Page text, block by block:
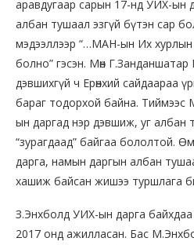
аравдугаар сарын 17-нд УИХ-ын
албан тушаал эзгүй бүтэн сар
мэдээллээр “…МАН-ын Их
болно” гэсэн. Мөн
дэвшихгүй ч Ерөнхий сайдаараа
бараг тодорхой байна.
ын даргад нэр дэвшиж, уг албан
“зурагдаад” байгаа бололтой.
дарга, намын даргын албан
хашиж байсан жишээ туршлага
З.Энхболд УИХ-ын дарга
2017 онд ажилласан. Бас